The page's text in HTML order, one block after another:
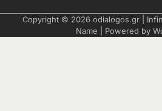
Copyright © 2026 odialogos.gr |
Name | Powered by